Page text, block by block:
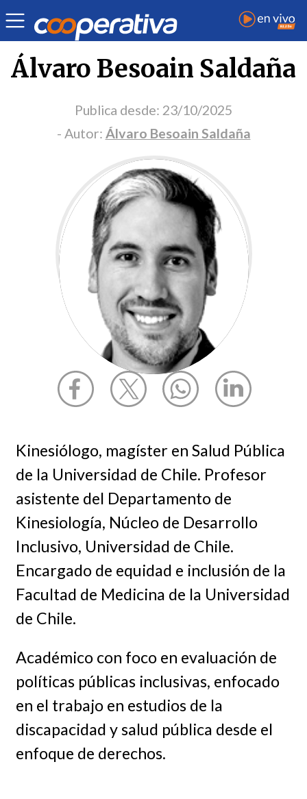
Portada Opinión
Álvaro Besoain Saldaña
Publica desde: 23/10/2025
- Autor: Álvaro Besoain Saldaña
Kinesiólogo, magíster en Salud Pública
de la Universidad de Chile. Profesor
asistente del Departamento de
Kinesiología, Núcleo de Desarrollo
Inclusivo, Universidad de Chile.
Encargado de equidad e inclusión de la
Facultad de Medicina de la Universidad
de Chile.
Académico con foco en evaluación de
políticas públicas inclusivas, enfocado
en el trabajo en estudios de la
discapacidad y salud pública desde el
enfoque de derechos.